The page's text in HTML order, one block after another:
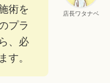
店長ワタナベ
術を
プラ
、必
す。